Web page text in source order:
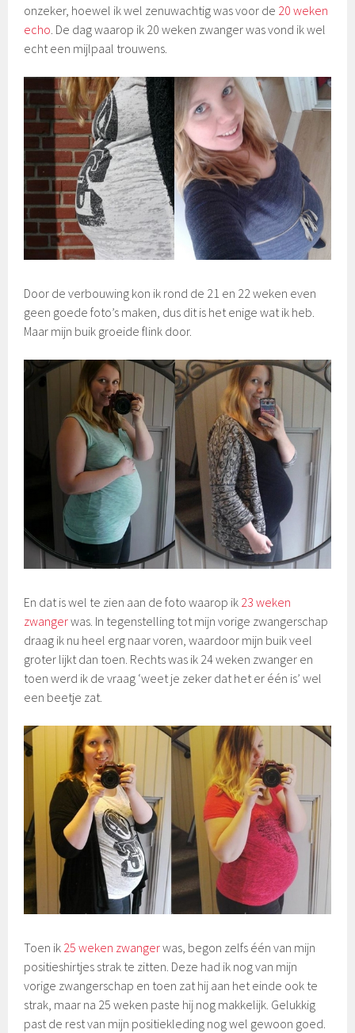
onzeker, hoewel ik wel zenuwachtig was voor de 20 weken
echo . De dag waarop ik 20 weken zwanger was vond ik wel
echt een mijlpaal trouwens.
Door de verbouwing kon ik rond de 21 en 22 weken even
geen goede foto’s maken, dus dit is het enige wat ik heb.
Maar mijn buik groeide flink door.
En dat is wel te zien aan de foto waarop ik 23 weken
zwangerwas. In tegenstelling tot mijn vorige zwangerschap
draag ik nu heel erg naar voren, waardoor mijn buik veel
groter lijkt dan toen. Rechts was ik 24 weken zwanger en
toen werd ik de vraag ‘weet je zeker dat het er één is’ wel
een beetje zat.
Toen ik 25 weken zwangerwas, begon zelfs één van mijn
positieshirtjes strak te zitten. Deze had ik nog van mijn
vorige zwangerschap en toen zat hij aan het einde ook te
strak, maar na 25 weken paste hij nog makkelijk. Gelukkig
past de rest van mijn positiekleding nog wel gewoon goed.